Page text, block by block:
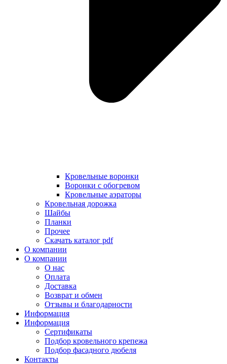
Кровельные воронки
Воронки с обогревом
Кровельные аэраторы
Кровельная дорожка
Шайбы
Планки
Прочее
Скачать каталог pdf
О компании
О компании
О нас
Оплата
Доставка
Возврат и обмен
Отзывы и благодарности
Информация
Информация
Сертификаты
Подбор кровельного крепежа
Подбор фасадного дюбеля
Контакты